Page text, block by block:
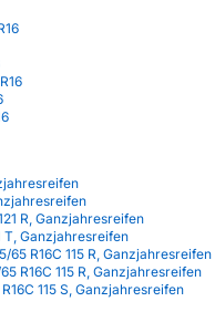
R, Ganzjahresreifen
T, Ganzjahresreifen
R16C 115 R, Ganzjahresreifen
R16C 115 R, Ganzjahresreifen
115 S, Ganzjahresreifen